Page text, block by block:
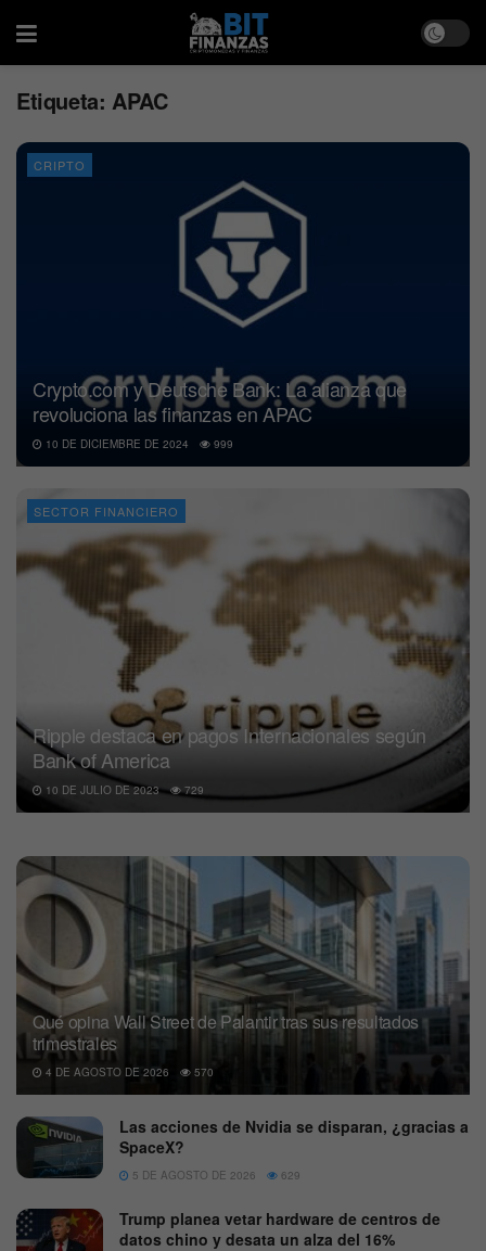
Etiqueta: APAC
CRIPTO
Crypto.com y Deutsche Bank: La alianza que
revoluciona las finanzas en APAC
10 DE DICIEMBRE DE 2024 999
SECTOR FINANCIERO
Ripple destaca en pagos Internacionales según
Bank of America
10 DE JULIO DE 2023 729
Qué opina Wall Street de Palantir tras sus resultados
trimestrales
4 DE AGOSTO DE 2026 570
Las acciones de Nvidia se disparan, ¿gracias a
SpaceX?
5 DE AGOSTO DE 2026 629
Trump planea vetar hardware de centros de
datos chino y desata un alza del 16%